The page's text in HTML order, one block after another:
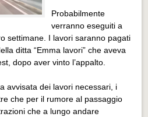
Probabilmente
verranno eseguiti a
settimane. I lavori saranno pagati
ditta “Emma lavori” che aveva
dopo aver vinto l’appalto.
avvisata dei lavori necessari, i
che per il rumore al passaggio
che a lungo andare